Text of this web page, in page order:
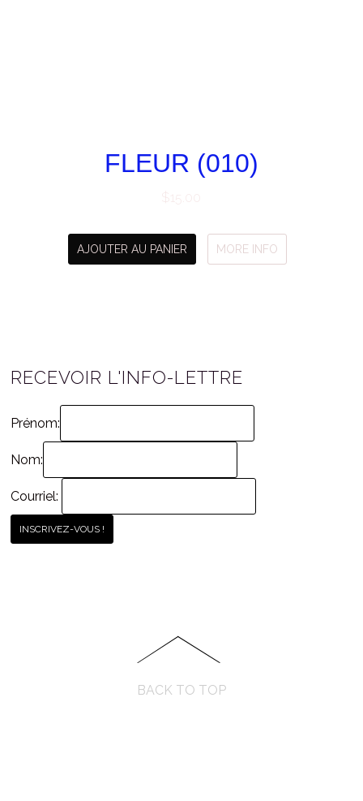
FLEUR (010)
AJOUTER AU PANIER MORE INFO
RECEVOIR L'INFO-LETTRE
Prénom:
Nom:
Courriel:
BACK TO TOP